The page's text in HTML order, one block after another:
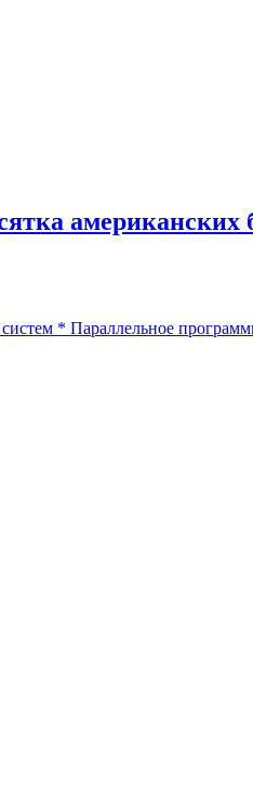
* Параллельное